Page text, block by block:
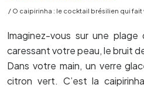
/ O caipirinha : le cocktail brésilien qui
Imaginez-vous sur une
caressant votre peau, le bruit
Dans votre main, un verre
citron vert. C’est la